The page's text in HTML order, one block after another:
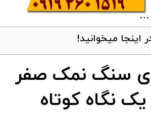
اینجا میخوانید!
سنگ نمک صفر
نگاه کوتاه